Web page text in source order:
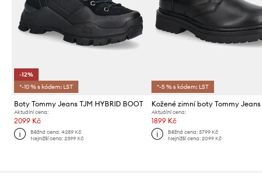
-12%
*-10 % s kódem: LST
Boty Tommy Jeans TJM HYBRID BOOT
Aktuální cena:
2099 Kč
Běžná cena:4289 Kč
Nejnižší cena:2399 Kč
*-5 % s kódem: LST
Aktuální cena:
1899 Kč
Běžná cena: 3799 Kč
Nejnižší cena: 2099 Kč